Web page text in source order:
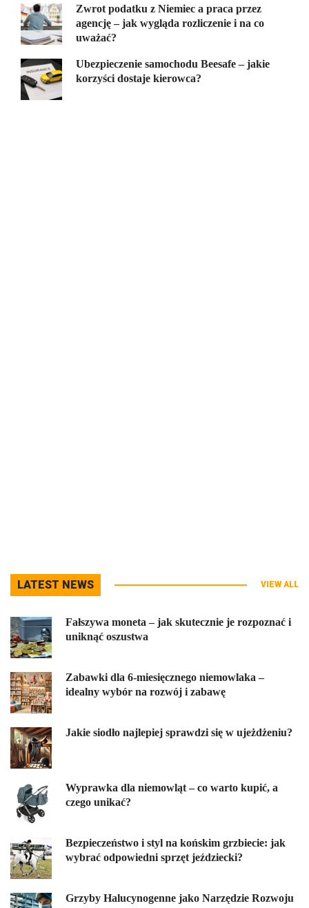
Zwrot podatku z Niemiec a praca przez
agencję – jak wygląda rozliczenie i na co
uważać?
Ubezpieczenie samochodu Beesafe – jakie
korzyści dostaje kierowca?
LATEST NEWS VIEW ALL
Fałszywa moneta – jak skutecznie je rozpoznać i
uniknąć oszustwa
Zabawki dla 6-miesięcznego niemowlaka –
idealny wybór na rozwój i zabawę
Jakie siodło najlepiej sprawdzi się w ujeżdżeniu?
Wyprawka dla niemowląt – co warto kupić, a
czego unikać?
Bezpieczeństwo i styl na końskim grzbiecie: jak
wybrać odpowiedni sprzęt jeździecki?
Grzyby Halucynogenne jako Narzędzie Rozwoju